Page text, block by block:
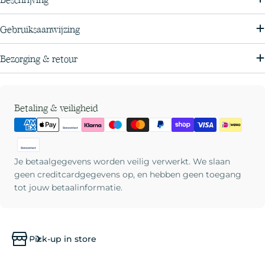
Gebruiksaanwijzing
Bezorging & retour
Betaling & veiligheid
Betaalmethoden
Je betaalgegevens worden veilig verwerkt. We slaan
geen creditcardgegevens op, en hebben geen toegang
tot jouw betaalinformatie.
Pick-up in store